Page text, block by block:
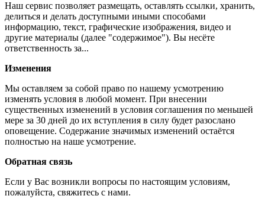
Наш сервис позволяет размещать, оставлять ссылки, хранить,
делиться и делать доступными иными способами
информацию, текст, графические изображения, видео и
другие материалы (далее "содержимое"). Вы несёте
ответственность за...
Изменения
Мы оставляем за собой право по нашему усмотрению
изменять условия в любой момент. При внесении
существенных изменений в условия соглашения по меньшей
мере за 30 дней до их вступления в силу будет разослано
оповещение. Содержание значимых изменений остаётся
полностью на наше усмотрение.
Обратная связь
Если у Вас возникли вопросы по настоящим условиям,
пожалуйста, свяжитесь с нами.